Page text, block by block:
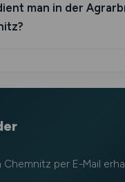
man in der
Chemnitz per E-Mail